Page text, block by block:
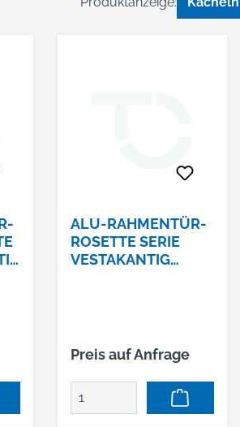
ALU-RAHMENTÜR-
ROSETTE SERIE
VESTAKANTIG
Preis auf Anfrage